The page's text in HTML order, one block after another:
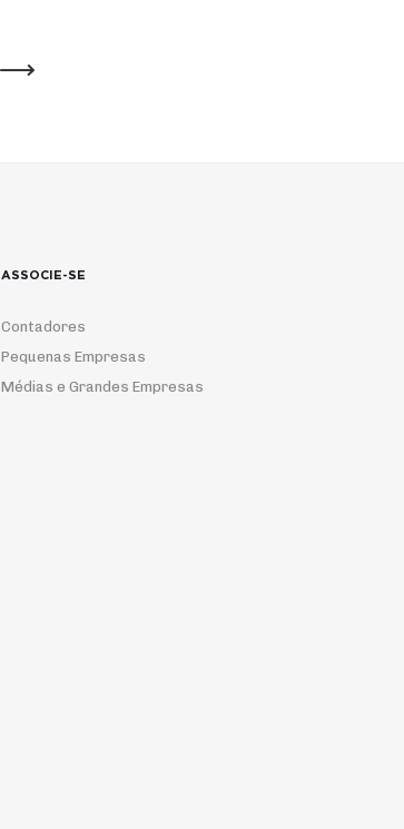
ASSOCIE-SE
Contadores
Pequenas Empresas
Médias e Grandes Empresas